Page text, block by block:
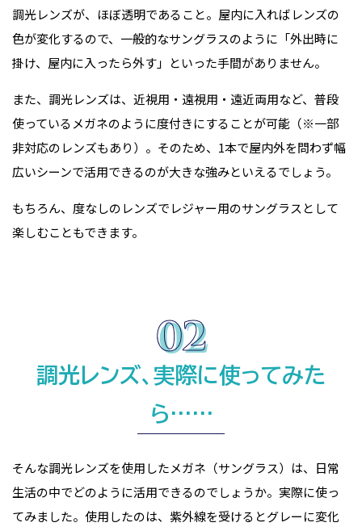
調光レンズが、ほぼ透明であること。屋内に入ればレンズの
色が変化するので、一般的なサングラスのように「外出時に
掛け、屋内に入ったら外す」といった手間がありません。
また、調光レンズは、近視用・遠視用・遠近両用など、普段
使っているメガネのように度付きにすることが可能（※一部
非対応のレンズもあり）。そのため、1本で屋内外を問わず幅
広いシーンで活用できるのが大きな強みといえるでしょう。
もちろん、度なしのレンズでレジャー用のサングラスとして
楽しむこともできます。
調光レンズ、実際に使ってみた
ら……
そんな調光レンズを使用したメガネ（サングラス）は、日常
生活の中でどのように活用できるのでしょうか。実際に使っ
てみました。使用したのは、紫外線を受けるとグレーに変化